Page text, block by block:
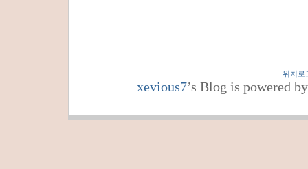
위치로
xevious7’s Blog is powered